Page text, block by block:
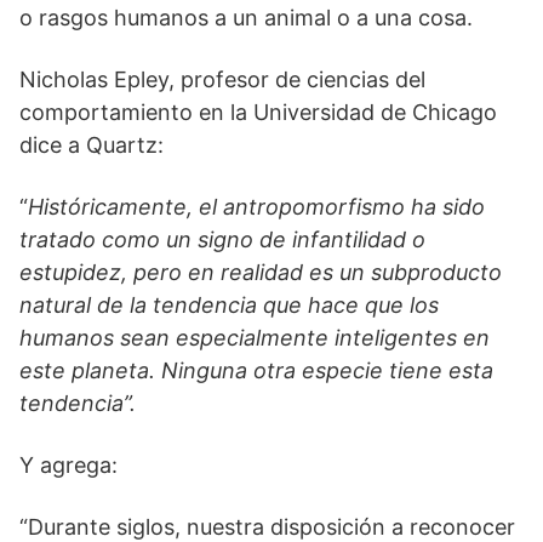
o rasgos humanos a un animal o a una cosa.
Nicholas Epley, profesor de ciencias del
comportamiento en la Universidad de Chicago
dice a Quartz:
“Históricamente, el antropomorfismo ha sido
tratado como un signo de infantilidad o
estupidez, pero en realidad es un subproducto
natural de la tendencia que hace que los
humanos sean especialmente inteligentes en
este planeta. Ninguna otra especie tiene esta
tendencia”.
Y agrega:
“Durante siglos, nuestra disposición a reconocer